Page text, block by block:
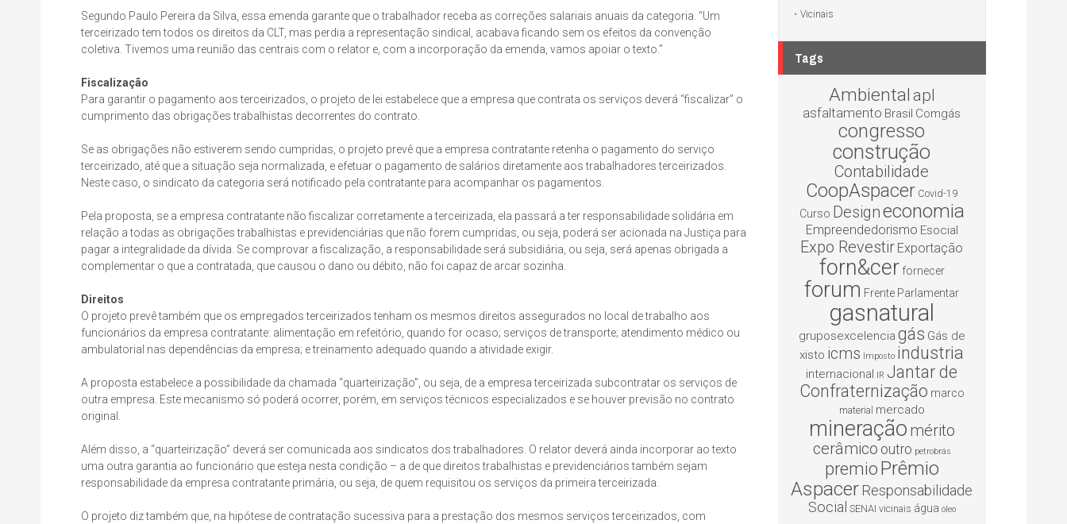
Segundo Paulo Pereira da Silva, essa emenda garante que o trabalhador receba as correções salariais anuais da categoria. “Um
terceirizado tem todos os direitos da CLT, mas perdia a representação sindical, acabava ficando sem os efeitos da convenção
coletiva. Tivemos uma reunião das centrais com o relator e, com a incorporação da emenda, vamos apoiar o texto.”
Fiscalização
Para garantir o pagamento aos terceirizados, o projeto de lei estabelece que a empresa que contrata os serviços deverá “fiscalizar” o
cumprimento das obrigações trabalhistas decorrentes do contrato.
Se as obrigações não estiverem sendo cumpridas, o projeto prevê que a empresa contratante retenha o pagamento do serviço
terceirizado, até que a situação seja normalizada, e efetuar o pagamento de salários diretamente aos trabalhadores terceirizados.
Neste caso, o sindicato da categoria será notificado pela contratante para acompanhar os pagamentos.
Pela proposta, se a empresa contratante não fiscalizar corretamente a terceirizada, ela passará a ter responsabilidade solidária em
relação a todas as obrigações trabalhistas e previdenciárias que não forem cumpridas, ou seja, poderá ser acionada na Justiça para
pagar a integralidade da dívida. Se comprovar a fiscalização, a responsabilidade será subsidiária, ou seja, será apenas obrigada a
complementar o que a contratada, que causou o dano ou débito, não foi capaz de arcar sozinha.
Direitos
O projeto prevê também que os empregados terceirizados tenham os mesmos direitos assegurados no local de trabalho aos
funcionários da empresa contratante: alimentação em refeitório, quando for ocaso; serviços de transporte; atendimento médico ou
ambulatorial nas dependências da empresa; e treinamento adequado quando a atividade exigir.
A proposta estabelece a possibilidade da chamada “quarteirização”, ou seja, de a empresa terceirizada subcontratar os serviços de
outra empresa. Este mecanismo só poderá ocorrer, porém, em serviços técnicos especializados e se houver previsão no contrato
original.
Além disso, a “quarteirização” deverá ser comunicada aos sindicatos dos trabalhadores. O relator deverá ainda incorporar ao texto
uma outra garantia ao funcionário que esteja nesta condição – a de que direitos trabalhistas e previdenciários também sejam
responsabilidade da empresa contratante primária, ou seja, de quem requisitou os serviços da primeira terceirizada.
O projeto diz também que, na hipótese de contratação sucessiva para a prestação dos mesmos serviços terceirizados, com
Vicinais
Tags
Ambiental apl
asfaltamento Brasil Comgás
congresso
construção
Contabilidade
CoopAspacer Covid-19
Curso Designeconomia
Empreendedorismo Esocial
Expo Revestir Exportação
forn&cer fornecer
forum Frente Parlamentar
gasnatural
gruposexcelencia gás Gás de
xisto icms Imposto industria
internacional IR Jantar de
Confraternização marco
material mercado
mineração mérito
cerâmico outro petrobrás
premio Prêmio
Aspacer Responsabilidade
Social SENAI vicinais água óleo